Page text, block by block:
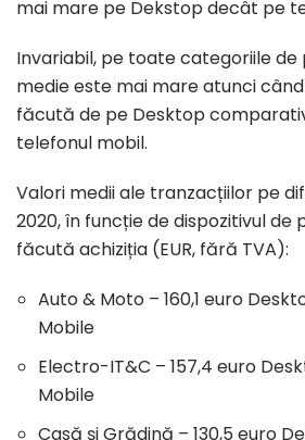
mai mare pe Dekstop decât pe
Invariabil, pe toate categoriile
medie este mai mare atunci
făcută de pe Desktop
telefonul mobil.
Valori medii ale tranzacțiilor pe
2020, în funcție de dispozitivul de
făcută achiziția (EUR, fără TVA):
Auto & Moto – 160,1 euro
Mobile
Electro-IT&C – 157,4 euro
Mobile
Casă și Grădină – 130,5 euro